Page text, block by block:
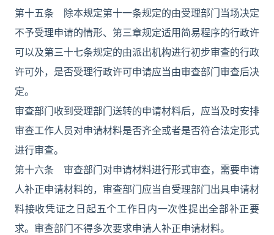
第十五条 除本规定第十一条规定的由受理部门当场决定
不予受理申请的情形、第三章规定适用简易程序的行政许
可以及第三十七条规定的由派出机构进行初步审查的行政
许可外，是否受理行政许可申请应当由审查部门审查后决
定。
审查部门收到受理部门送转的申请材料后，应当及时安排
审查工作人员对申请材料是否齐全或者是否符合法定形式
进行审查。
第十六条 审查部门对申请材料进行形式审查，需要申请
人补正申请材料的，审查部门应当自受理部门出具申请材
料接收凭证之日起五个工作日内一次性提出全部补正要
求。审查部门不得多次要求申请人补正申请材料。